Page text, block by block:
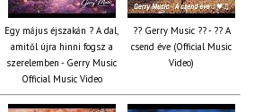
Egy május éjszakán ? A dal,
amitől újra hinni fogsz a
szerelemben - Gerry Music
Official Music Video
?? Gerry Music ?? - ?? A
csend éve (Official Music
Video)